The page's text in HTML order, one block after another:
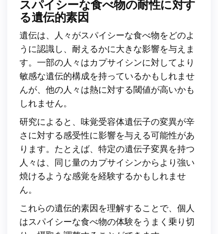
スパイシーな食べ物の耐性に対す
る遺伝的素因
遺伝は、人々がスパイシーな食べ物をどのよ
うに認識し、耐えるかに大きな影響を与えま
す。一部の人々はカプサイシンに対してより
敏感な遺伝的構成を持っているかもしれませ
んが、他の人々は熱に対する閾値が高いかも
しれません。
研究によると、味覚受容体遺伝子の変異が辛
さに対する感受性に影響を与える可能性があ
ります。たとえば、特定の遺伝子変異を持つ
人々は、同じ量のカプサイシンからより強い
焼けるような感覚を経験するかもしれませ
ん。
これらの遺伝的素因を理解することで、個人
はスパイシーな食べ物の体験をうまく乗り切